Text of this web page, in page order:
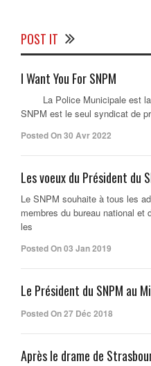
POST IT
I Want You For SNPM
La Police Municipale est la
SNPM est le seul syndicat de
Posted On 30 Avr 2022
Les voeux du Président du
Le SNPM souhaite à tous les
membres du bureau national et
les
Posted On 03 Jan 2019
Le Président du SNPM au
Posted On 27 Déc 2018
Après le drame de